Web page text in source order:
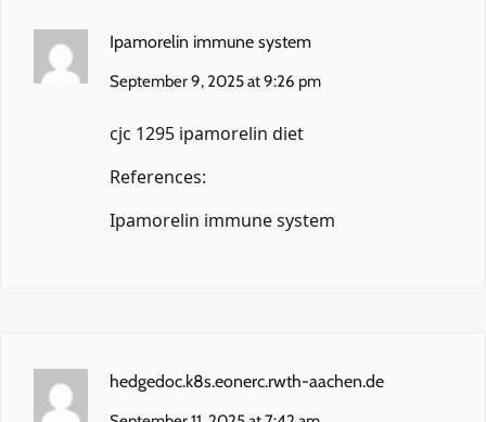
Ipamorelin immune system
September 9, 2025 at 9:26 pm
cjc 1295 ipamorelin diet
References:
Ipamorelin immune system
hedgedoc.k8s.eonerc.rwth-aachen.de